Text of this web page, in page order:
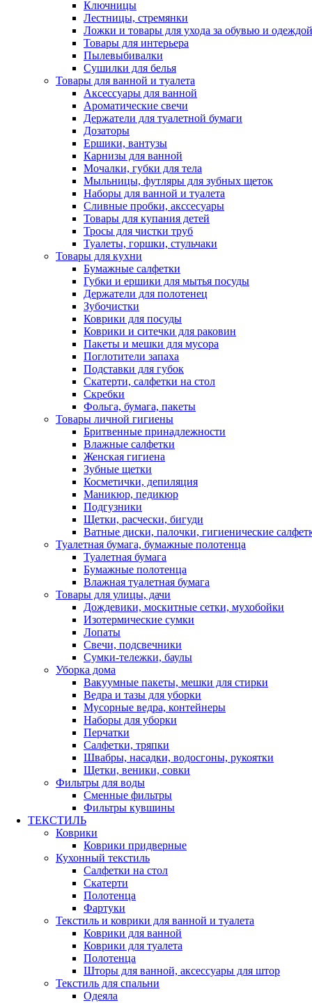
Ключницы
Лестницы, стремянки
Ложки и товары для ухода за обувью и одеждой
Товары для интерьера
Пылевыбивалки
Сушилки для белья
Товары для ванной и туалета
Аксессуары для ванной
Ароматические свечи
Держатели для туалетной бумаги
Дозаторы
Ершики, вантузы
Карнизы для ванной
Мочалки, губки для тела
Мыльницы, футляры для зубных щеток
Наборы для ванной и туалета
Сливные пробки, акссесуары
Товары для купания детей
Тросы для чистки труб
Туалеты, горшки, стульчаки
Товары для кухни
Бумажные салфетки
Губки и ершики для мытья посуды
Держатели для полотенец
Зубочистки
Коврики для посуды
Коврики и ситечки для раковин
Пакеты и мешки для мусора
Поглотители запаха
Подставки для губок
Скатерти, салфетки на стол
Скребки
Фольга, бумага, пакеты
Товары личной гигиены
Бритвенные принадлежности
Влажные салфетки
Женская гигиена
Зубные щетки
Косметички, депиляция
Маникюр, педикюр
Подгузники
Щетки, расчески, бигуди
Ватные диски, палочки, гигиенические
Туалетная бумага, бумажные полотенца
Туалетная бумага
Бумажные полотенца
Влажная туалетная бумага
Товары для улицы, дачи
Дождевики, москитные сетки, мухобойки
Изотермические сумки
Лопаты
Свечи, подсвечники
Сумки-тележки, баулы
Уборка дома
Вакуумные пакеты, мешки для стирки
Ведра и тазы для уборки
Мусорные ведра, контейнеры
Наборы для уборки
Перчатки
Салфетки, тряпки
Швабры, насадки, водосгоны, рукоятки
Щетки, веники, совки
Фильтры для воды
Сменные фильтры
Фильтры кувшины
ТЕКСТИЛЬ
Коврики
Коврики придверные
Кухонный текстиль
Салфетки на стол
Скатерти
Полотенца
Фартуки
Текстиль и коврики для ванной и туалета
Коврики для ванной
Коврики для туалета
Полотенца
Шторы для ванной, аксессуары для штор
Текстиль для спальни
Одеяла